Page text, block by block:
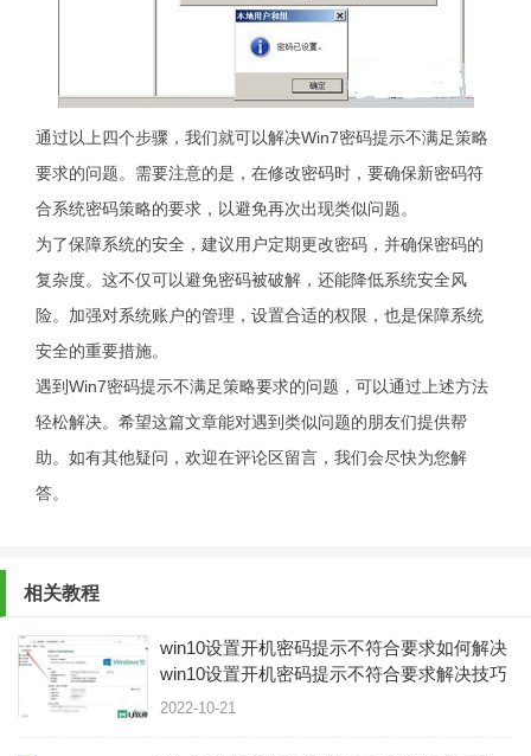
通过以上四个步骤，我们就可以解决Win7密码提示不满足策略
要求的问题。需要注意的是，在修改密码时，要确保新密码符
合系统密码策略的要求，以避免再次出现类似问题。
为了保障系统的安全，建议用户定期更改密码，并确保密码的
复杂度。这不仅可以避免密码被破解，还能降低系统安全风
险。加强对系统账户的管理，设置合适的权限，也是保障系统
安全的重要措施。
遇到Win7密码提示不满足策略要求的问题，可以通过上述方法
轻松解决。希望这篇文章能对遇到类似问题的朋友们提供帮
助。如有其他疑问，欢迎在评论区留言，我们会尽快为您解
答。
相关教程
win10设置开机密码提示不符合要求如何解决
win10设置开机密码提示不符合要求解决技巧
2022-10-21